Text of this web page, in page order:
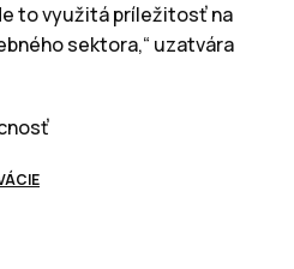
to využitá príležitosť na
sektora,“ uzatvára